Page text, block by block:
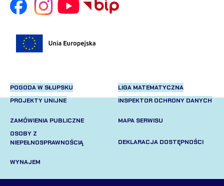
POGODA W SŁUPSKU
PROJEKTY UNIJNE
LIGA MATEMATYCZNA
INSPEKTOR OCHRONY DANYCH
ZAMÓWIENIA PUBLICZNE
OSOBY Z
NIEPEŁNOSPRAWNOŚCIĄ
MAPA SERWISU
DEKLARACJA DOSTĘPNOŚCI
WYNAJEM